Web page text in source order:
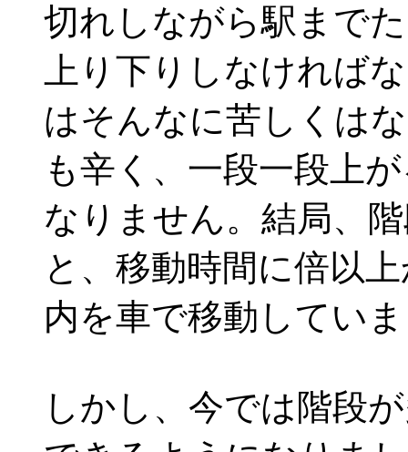
切れしながら駅まで
上り下りしなければ
はそんなに苦しくは
も辛く、一段一段上
なりません。結局、
と、移動時間に倍以
内を車で移動してい
しかし、今では階段